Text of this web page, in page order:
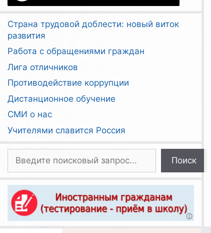
Страна трудовой доблести: новый виток
развития
Работа с обращениями граждан
Лига отличников
Противодействие коррупции
Дистанционное обучение
СМИ о нас
Учителями славится Россия
Поиск